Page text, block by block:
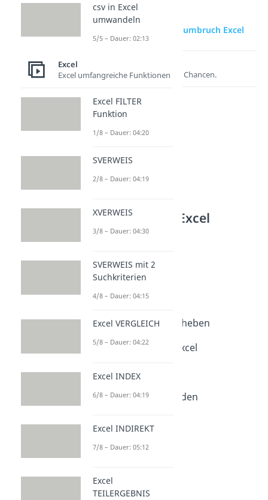
zur Videoseite: Zeilenumbruch Excel
Entdecke hier deine Chancen.
Weitere Inhalte: Excel
Excel Grundlagen
Dauer: 04:50
Excel Prozentrechnung
Zeilenumbruch Excel
Excel Schreibschutz aufheben
Standardabweichung Excel
Excel Betrag
Excel alle Zeilen einblenden
Dauer: 01:48
Excel Durchschnitt
Dauer: 02:27
csv in Excel
umwandeln
5/5 – Dauer: 02:13
Excel
Excel umfangreiche Funktionen
Excel FILTER
Funktion
1/8 – Dauer: 04:20
SVERWEIS
2/8 – Dauer: 04:19
XVERWEIS
3/8 – Dauer: 04:30
SVERWEIS mit 2
Suchkriterien
4/8 – Dauer: 04:15
Excel VERGLEICH
5/8 – Dauer: 04:22
Excel INDEX
6/8 – Dauer: 04:19
Excel INDIREKT
7/8 – Dauer: 05:12
Excel
TEILERGEBNIS